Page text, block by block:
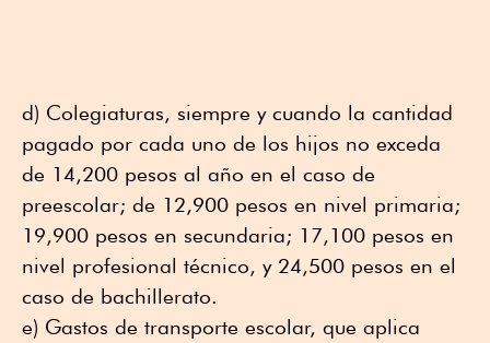
d) Colegiaturas, siempre y cuando la cantidad
pagado por cada uno de los hijos no exceda
de 14,200 pesos al año en el caso de
preescolar; de 12,900 pesos en nivel primaria;
19,900 pesos en secundaria; 17,100 pesos en
nivel profesional técnico, y 24,500 pesos en el
caso de bachillerato.
e) Gastos de transporte escolar, que aplica